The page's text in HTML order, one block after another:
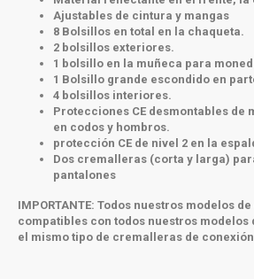
Ajustables de cintura y mangas
8 Bolsillos en total en la chaqueta.
2 bolsillos exteriores.
1 bolsillo en la muñeca para
1 Bolsillo grande escondido en
4 bolsillos interiores.
Protecciones CE desmontables de
en codos y hombros.
protección CE de nivel 2 en la
Dos cremalleras (corta y larga)
pantalones
IMPORTANTE: Todos nuestros modelos
compatibles con todos nuestros modelos
el mismo tipo de cremalleras de